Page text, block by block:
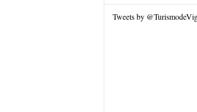
Tweets by